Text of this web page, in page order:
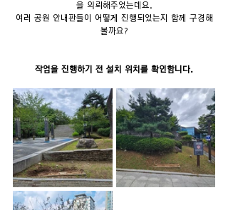
을 의뢰해주었는데요.
여러 공원 안내판들이 어떻게 진행되었는지 함께 구경해
볼까요?
작업을 진행하기 전 설치 위치를 확인합니다.